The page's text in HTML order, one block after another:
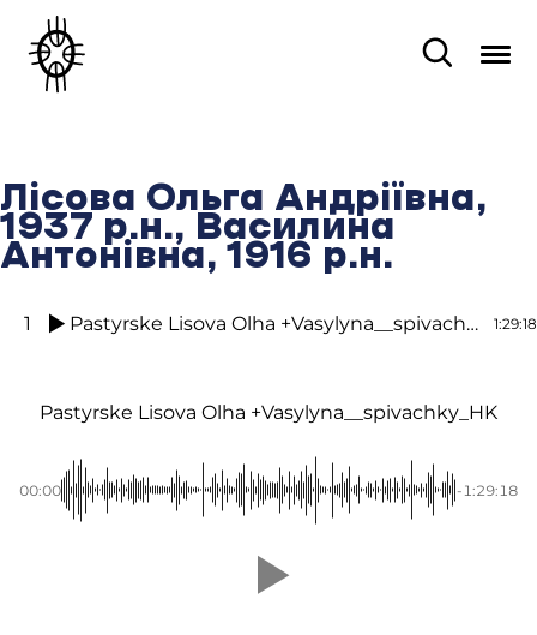
Лісова Ольга Андріївна,
1937 р.н., Василина
Антонівна, 1916 р.н.
1 Pastyrske Lisova Olha +Vasylyna__spivachky_HK 1:29:18
Pastyrske Lisova Olha +Vasylyna__spivachky_HK
00:00 -1:29:18